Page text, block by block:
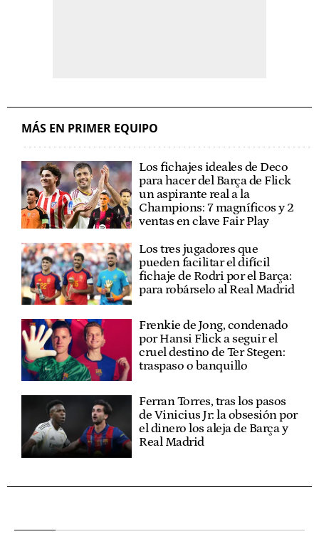
MÁS EN PRIMER EQUIPO
Los fichajes ideales de Deco
para hacer del Barça de Flick
un aspirante real a la
Champions: 7 magníficos y 2
ventas en clave Fair Play
Los tres jugadores que
pueden facilitar el difícil
fichaje de Rodri por el Barça:
para robárselo al Real Madrid
Frenkie de Jong, condenado
por Hansi Flick a seguir el
cruel destino de Ter Stegen:
traspaso o banquillo
Ferran Torres, tras los pasos
de Vinicius Jr: la obsesión por
el dinero los aleja de Barça y
Real Madrid